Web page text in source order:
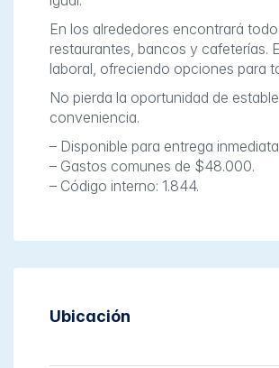
En los alrededores encontrará
restaurantes, bancos y cafeterías.
laboral, ofreciendo opciones para
No pierda la oportunidad de
conveniencia.
– Disponible para entrega inmediata
– Gastos comunes de $48.000.
– Código interno: 1.844.
Ubicación